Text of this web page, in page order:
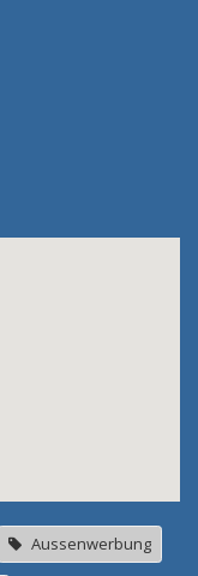
Aussenwerbung